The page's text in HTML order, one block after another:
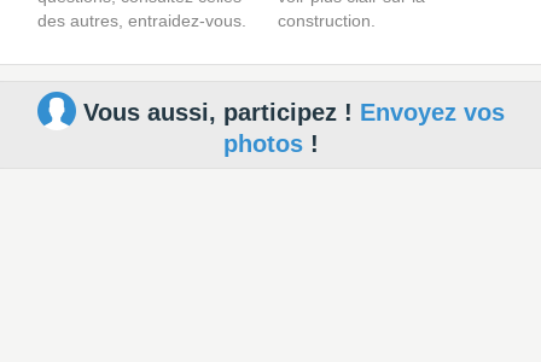
des autres, entraidez-vous.
construction.
Vous aussi, participez ! Envoyez vos
photos!